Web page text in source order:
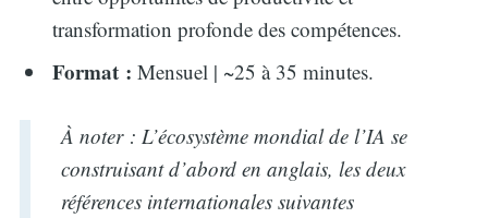
transformation profonde des compétences.
Format : Mensuel | ~25 à 35 minutes.
À noter : L’écosystème mondial de l’IA se
construisant d’abord en anglais, les deux
références internationales suivantes